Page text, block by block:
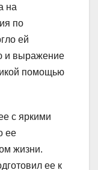
на
по
ей
и выражение
помощью
с яркими
ее
жизни.
ее к